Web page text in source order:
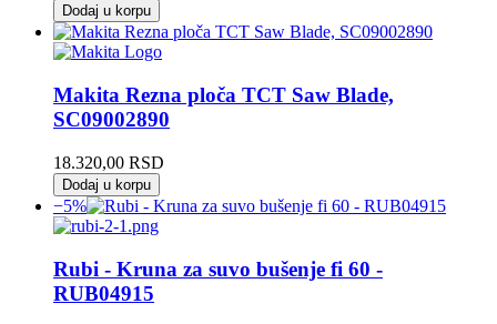
cena
je
bila:
je:
Dodaj u korpu
Makita Rezna ploča TCT Saw Blade,
SC09002890
18.320,00 RSD
Dodaj u korpu
−5%
Rubi - Kruna za suvo bušenje fi 60 -
RUB04915